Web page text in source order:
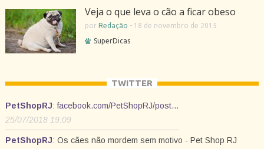
Veja o que leva o cão a ficar obeso
por Redação - 18 de novembro de 2015
SuperDicas
TWITTER
PetShopRJ:facebook.com/PetShopRJ/post…
25/07/2018 19:09
PetShopRJ: Os cães não mordem sem motivo - Pet Shop RJ